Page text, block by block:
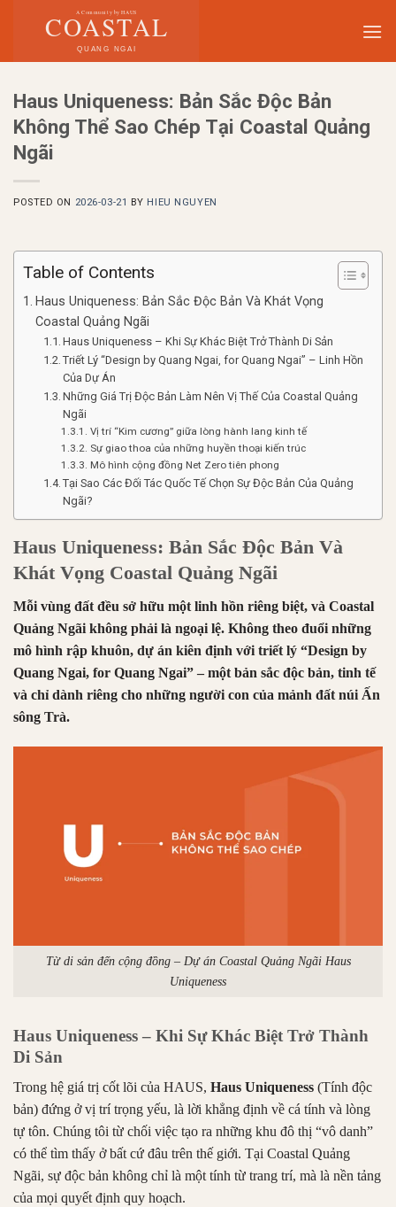
Haus Uniqueness: Bản Sắc Độc Bản
Không Thể Sao Chép Tại Coastal Quảng
Ngãi
POSTED ON 2026-03-21 BY HIEU NGUYEN
Table of Contents
Haus Uniqueness: Bản Sắc Độc Bản Và Khát Vọng
Coastal Quảng Ngãi
Haus Uniqueness – Khi Sự Khác Biệt Trở Thành Di Sản
Triết Lý “Design by Quang Ngai, for Quang Ngai” – Linh Hồn
Của Dự Án
Những Giá Trị Độc Bản Làm Nên Vị Thế Của Coastal Quảng
Ngãi
Vị trí “Kim cương” giữa lòng hành lang kinh tế
Sự giao thoa của những huyền thoại kiến trúc
Mô hình cộng đồng Net Zero tiên phong
Tại Sao Các Đối Tác Quốc Tế Chọn Sự Độc Bản Của Quảng
Ngãi?
Haus Uniqueness: Bản Sắc Độc Bản Và
Khát Vọng Coastal Quảng Ngãi
Mỗi vùng đất đều sở hữu một linh hồn riêng biệt, và Coastal
Quảng Ngãi không phải là ngoại lệ. Không theo đuổi những
mô hình rập khuôn, dự án kiên định với triết lý “Design by
Quang Ngai, for Quang Ngai” – một bản sắc độc bản, tinh tế
và chỉ dành riêng cho những người con của mảnh đất núi Ấn
sông Trà.
Từ di sản đến cộng đồng – Dự án Coastal Quảng Ngãi Haus
Uniqueness
Haus Uniqueness – Khi Sự Khác Biệt Trở Thành
Di Sản
Trong hệ giá trị cốt lõi của HAUS, Haus Uniqueness (Tính độc
bản) đứng ở vị trí trọng yếu, là lời khẳng định về cá tính và lòng
tự tôn. Chúng tôi từ chối việc tạo ra những khu đô thị “vô danh”
có thể tìm thấy ở bất cứ đâu trên thế giới. Tại Coastal Quảng
Ngãi, sự độc bản không chỉ là một tính từ trang trí, mà là nền tảng
của mọi quyết định quy hoạch.